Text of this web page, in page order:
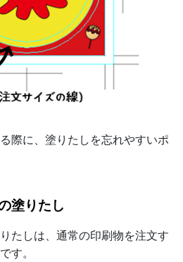
際に、塗りたしを忘れやすいポ
塗りたし
たしは、通常の印刷物を注文す
す。